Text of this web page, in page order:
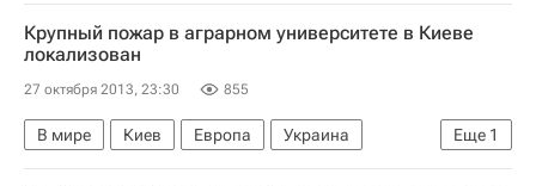
Крупный пожар в аграрном университете в Киеве
локализован
27 октября 2013, 23:30 855
Еще 1
В мире Киев Европа
Украина
Весь мир